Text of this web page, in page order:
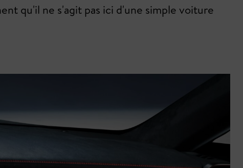
qu'il ne s'agit pas ici d'une simple voiture